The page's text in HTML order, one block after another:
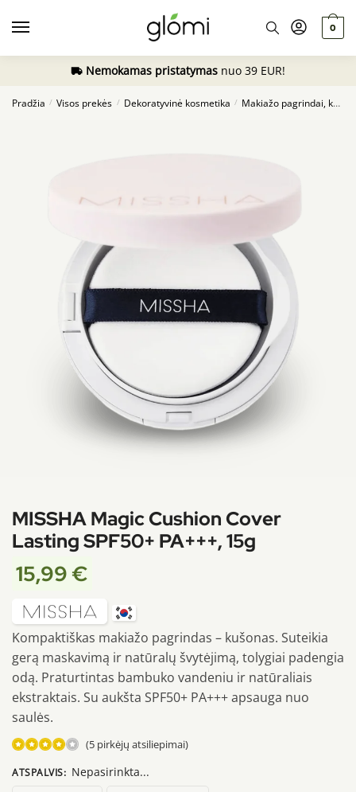
0
Nemokamas pristatymas nuo 39 EUR!
Pradžia / Visos prekės / Dekoratyvinė kosmetika / Makiažo pagrindai, kušonai
MISSHA Magic Cushion Cover
Lasting SPF50+ PA+++, 15g
15,99 €
Kompaktiškas makiažo pagrindas – kušonas. Suteikia
gerą maskavimą ir natūralų švytėjimą, tolygiai padengia
odą. Praturtintas bambuko vandeniu ir natūraliais
ekstraktais. Su aukšta SPF50+ PA+++ apsauga nuo
saulės.
Įvertinimas:
(5 pirkėjų atsiliepimai)
ATSPALVIS: Nepasirinkta...